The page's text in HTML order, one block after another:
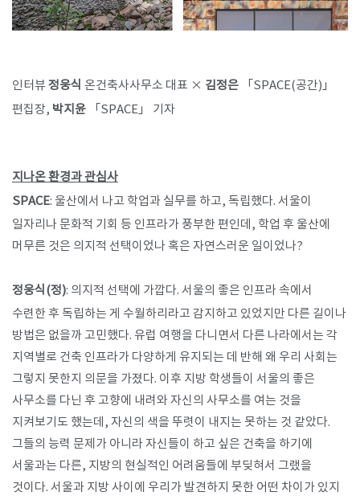
인터뷰 정웅식 온건축사사무소 대표 × 김정은
「SPACE(공간)」
편집장, 박지윤 「SPACE」 기자
​지나온 환경과 관심사
SPACE: 울산에서 나고 학업과 실무를 하고, 독립했다. 서울이
일자리나 문화적 기회 등 인프라가 풍부한 편인데, 학업 후 울산에
머무른 것은 의지적 선택이었나 혹은 자연스러운 일이었나?
정웅식(정): 의지적 선택에 가깝다. 서울의 좋은 인프라 속에서
수련한 후 독립하는 게 수월하리라고 감지하고 있었지만 다른 길이나
방법은 없을까 고민했다. 유럽 여행을 다니면서 다른 나라에서는 각
지역별로 건축 인프라가 다양하게 유지되는 데 반해 왜 우리 사회는
그렇지 못한지 의문을 가졌다. 이후 지방 학생들이 서울의 좋은
사무소를 다닌 후 고향에 내려와 자신의 사무소를 여는 것을
지켜보기도 했는데, 자신의 색을 뚜렷이 내지는 못하는 것 같았다.
그들의 능력 문제가 아니라 자신들이 하고 싶은 건축을 하기에
서울과는 다른, 지방의 현실적인 어려움들에 부딪혀서 그랬을
것이다. 서울과 지방 사이에 우리가 발견하지 못한 어떤 차이가 있지